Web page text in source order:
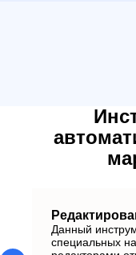
Данный
специальных